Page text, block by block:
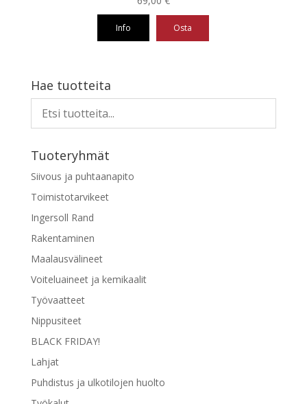
Info Osta
on
useampi
muunnelma.
Voit
valinnat
tuotteen
Hae tuotteita
Tuoteryhmät
Siivous ja puhtaanapito
Toimistotarvikeet
Ingersoll Rand
Rakentaminen
Maalausvälineet
Voiteluaineet ja kemikaalit
Työvaatteet
Nippusiteet
BLACK FRIDAY!
Lahjat
Puhdistus ja ulkotilojen huolto